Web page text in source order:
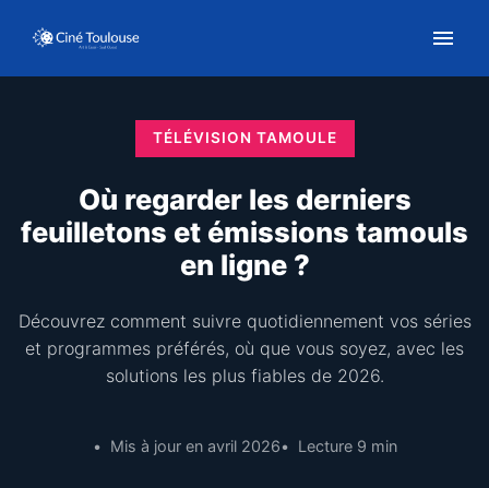
TÉLÉVISION TAMOULE
Où regarder les derniers
feuilletons et émissions tamouls
en ligne ?
Découvrez comment suivre quotidiennement vos séries
et programmes préférés, où que vous soyez, avec les
solutions les plus fiables de 2026.
Mis à jour en avril 2026 Lecture 9 min